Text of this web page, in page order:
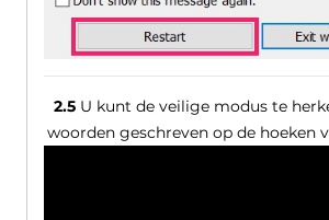
2.5 U kunt de veilige modus te
woorden geschreven op de hoeken